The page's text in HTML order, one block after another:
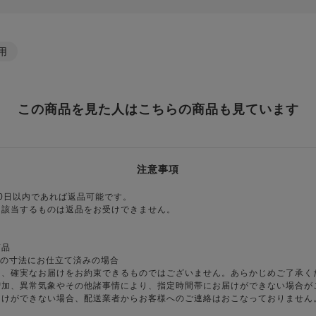
この商品を見た人はこちらの商品も見ています
注意事項
以内であれば返品可能です。
当するものは返品をお受けできません。
寸法にお仕立て済みの場合
確実なお届けをお約束できるものではございません。あらかじめご了承く
、異常気象やその他諸事情により、指定時間帯にお届けができない場合が
ができない場合、配送業者からお客様へのご連絡はおこなっておりません